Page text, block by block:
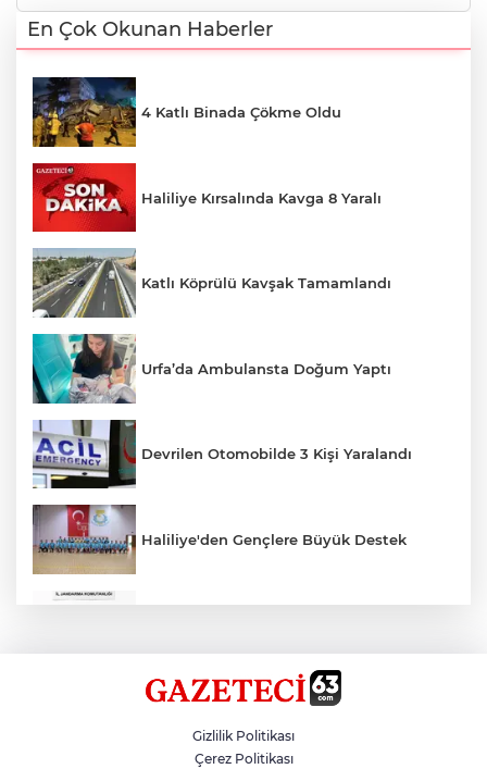
En Çok Okunan Haberler
4 Katlı Binada Çökme Oldu
Haliliye Kırsalında Kavga 8 Yaralı
Katlı Köprülü Kavşak Tamamlandı
Urfa’da Ambulansta Doğum Yaptı
Devrilen Otomobilde 3 Kişi Yaralandı
Haliliye'den Gençlere Büyük Destek
Hikmet Başak’tan Ulaşım Çalışması
Gizlilik Politikası
Çerez Politikası